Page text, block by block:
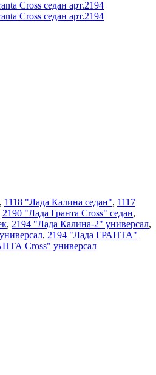
, 1118 "Лада Калина седан", 1117
2190 "Лада Гранта Cross" седан,
, 2194 "Лада Калина-2" универсал,
, 2194 "Лада ГРАНТА"
Cross" универсал